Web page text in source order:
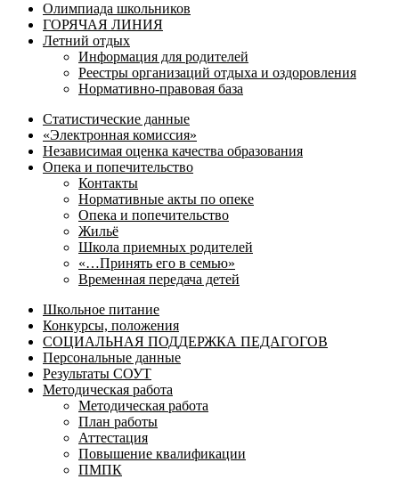
Олимпиада школьников
ГОРЯЧАЯ ЛИНИЯ
Летний отдых
Информация для родителей
Реестры организаций отдыха и оздоровления
Нормативно-правовая база
Статистические данные
«Электронная комиссия»
Независимая оценка качества образования
Опека и попечительство
Контакты
Нормативные акты по опеке
Опека и попечительство
Жильё
Школа приемных родителей
«…Принять его в семью»
Временная передача детей
Школьное питание
Конкурсы, положения
СОЦИАЛЬНАЯ ПОДДЕРЖКА ПЕДАГОГОВ
Персональные данные
Результаты СОУТ
Методическая работа
Методическая работа
План работы
Аттестация
Повышение квалификации
ПМПК